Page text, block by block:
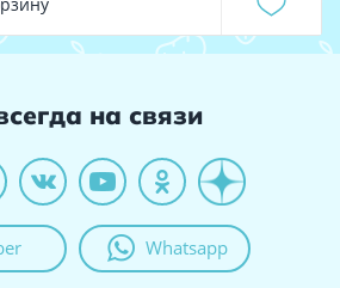
на связи
Whatsapp